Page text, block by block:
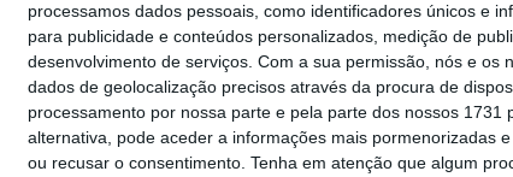
processamos dados pessoais, como identificadores únicos e
para publicidade e conteúdos personalizados, medição de
desenvolvimento de serviços. Com a sua permissão, nós e os
dados de geolocalização precisos através da procura de
processamento por nossa parte e pela parte dos nossos 1731
alternativa, pode aceder a informações mais pormenorizadas
ou recusar o consentimento. Tenha em atenção que algum